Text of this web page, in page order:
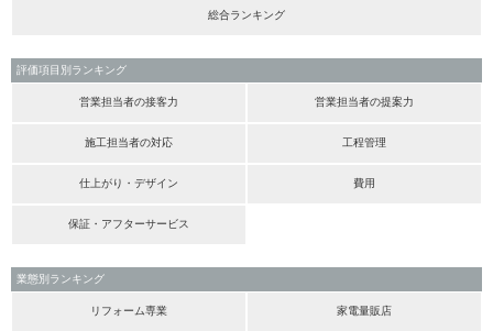
総合ランキング
評価項目別ランキング
営業担当者の接客力 営業担当者の提案力
施工担当者の対応 工程管理
仕上がり・デザイン 費用
保証・アフターサービス
業態別ランキング
リフォーム専業 家電量販店